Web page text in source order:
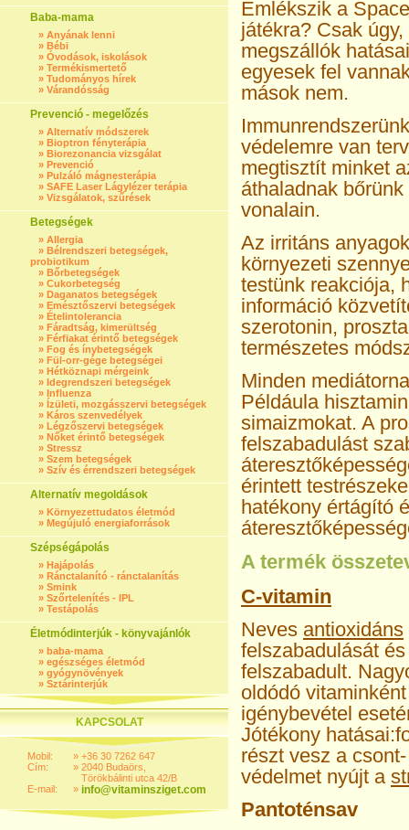
Baba-mama
» Anyának lenni
» Bébi
» Óvodások, iskolások
» Termékismertető
» Tudományos hírek
» Várandósság
Prevenció - megelőzés
» Alternatív módszerek
» Bioptron fényterápia
» Biorezonancia vizsgálat
» Prevenció
» Pulzáló mágnesterápia
» SAFE Laser Lágylézer terápia
» Vizsgálatok, szűrések
Betegségek
» Allergia
» Bélrendszeri betegségek,
probiotikum
» Bőrbetegségek
» Cukorbetegség
» Daganatos betegségek
» Emésztőszervi betegségek
» Ételintolerancia
» Fáradtság, kimerültség
» Férfiakat érintő betegségek
» Fog és ínybetegségek
» Fül-orr-gége betegségei
» Hétköznapi mérgeink
» Idegrendszeri betegségek
» Influenza
» Ízületi, mozgásszervi betegségek
» Káros szenvedélyek
» Légzőszervi betegségek
» Nőket érintő betegségek
» Stressz
» Szem betegségek
» Szív és érrendszeri betegségek
Alternatív megoldások
» Környezettudatos életmód
» Megújuló energiaforrások
Szépségápolás
» Hajápolás
» Ránctalanító - ránctalanítás
» Smink
» Szőrtelenítés - IPL
» Testápolás
Életmódinterjúk - könyvajánlók
» baba-mama
» egészséges életmód
» gyógynövények
» Sztárinterjúk
KAPCSOLAT
Mobil:
Cím:
E-mail:
»
»
»
+36 30 7262 647
2040 Budaörs,
Törökbálinti utca 42/B
info@vitaminsziget.com
Emlékszik a
játékra? Csak
megszállók
egyesek fel
mások nem.
védelemre van
megtisztít minket
áthaladnak
vonalain.
Az irritáns
környezeti
testünk reakciója,
információ
szerotonin,
természetes
Minden
Példáula
simaizmokat. A
felszabadulást
érintett
hatékony értágító
A termék
C-vitamin
Neves antioxidáns
felszabadulását
felszabadult.
oldódó
igénybevétel
Jótékony
részt vesz a
védelmet nyújt a
Pantoténsav